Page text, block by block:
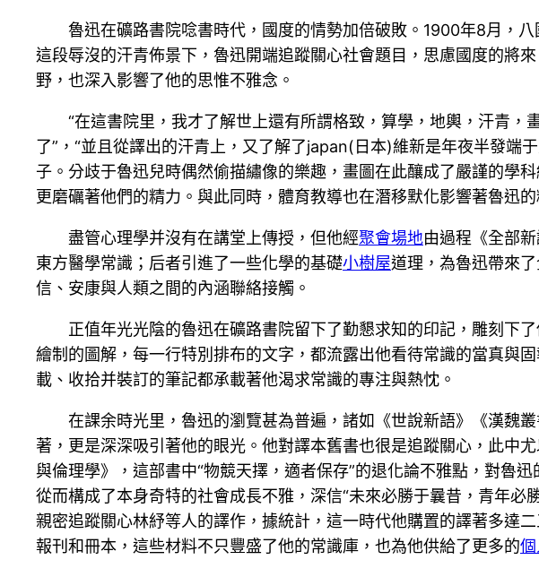
魯迅在礦路書院唸書時代，國度的情勢加倍破敗。1900年8月，
這段辱沒的汗青佈景下，魯迅開端追蹤關心社會題目，思慮國度的將
野，也深入影響了他的思惟不雅念。
“在這書院里，我才了解世上還有所謂格致，算學，地輿，汗青
了”，“並且從譯出的汗青上，又了解了japan(日本)維新是年夜半發端
子。分歧于魯迅兒時偶然偷描繡像的樂趣，畫圖在此釀成了嚴謹的學
更磨礪著他們的精力。與此同時，體育教導也在潛移默化影響著魯迅
盡管心理學并沒有在講堂上傳授，但他經聚會場地由過程《全部
東方醫學常識；后者引進了一些化學的基礎小樹屋道理，為魯迅帶來
信、安康與人類之間的內涵聯絡接觸。
正值年光光陰的魯迅在礦路書院留下了勤懇求知的印記，雕刻下
繪制的圖解，每一行特別排布的文字，都流露出他看待常識的當真與
載、收拾并裝訂的筆記都承載著他渴求常識的專注與熱忱。
在課余時光里，魯迅的瀏覽甚為普遍，諸如《世說新語》《漢魏
著，更是深深吸引著他的眼光。他對譯本舊書也很是追蹤關心，此中
與倫理學》，這部書中“物競天擇，適者保存”的退化論不雅點，對魯
從而構成了本身奇特的社會成長不雅，深信“未來必勝于曩昔，青年
親密追蹤關心林紓等人的譯作，據統計，這一時代他購置的譯著多達
報刊和冊本，這些材料不只豐盛了他的常識庫，也為他供給了更多的